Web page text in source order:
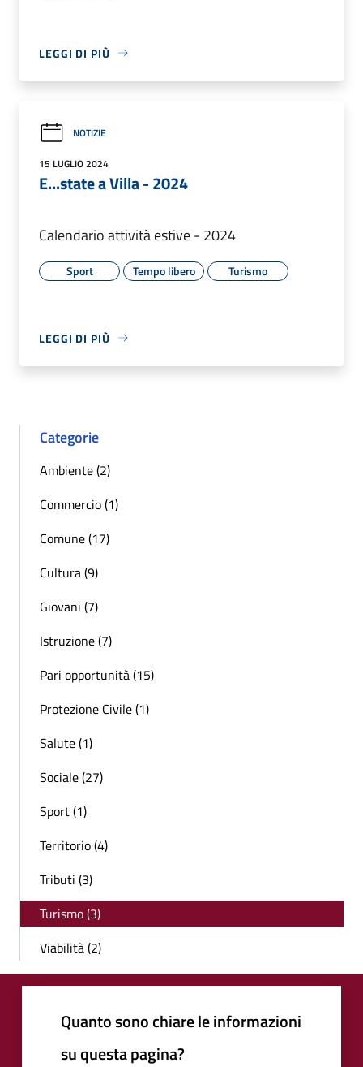
LEGGI DI PIÙ
NOTIZIE
15 LUGLIO 2024
E...state a Villa - 2024
Calendario attività estive - 2024
Sport Tempo libero Turismo
LEGGI DI PIÙ
Categorie
Ambiente (2)
Commercio (1)
Comune (17)
Cultura (9)
Giovani (7)
Istruzione (7)
Pari opportunità (15)
Protezione Civile (1)
Salute (1)
Sociale (27)
Sport (1)
Territorio (4)
Tributi (3)
Turismo (3)
Viabilità (2)
Quanto sono chiare le informazioni
su questa pagina?